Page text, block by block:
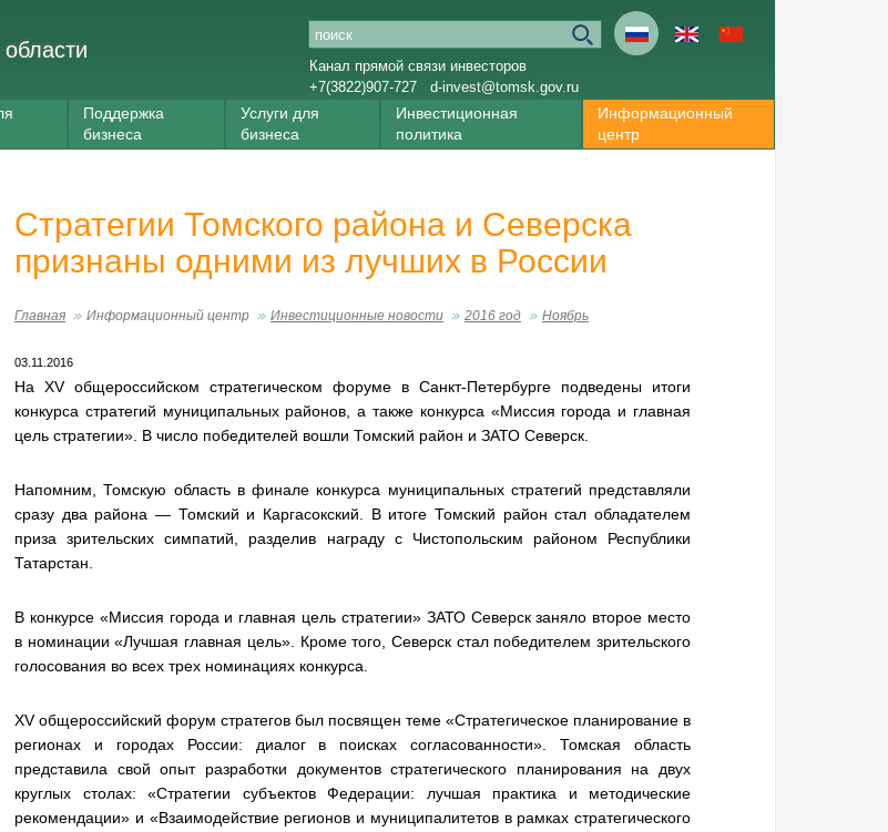
Канал прямой связи инвесторов
+7(3822)907-727
d-invest@tomsk.gov.ru
Поддержка
бизнеса
Услуги для
бизнеса
Инвестиционная
политика
Информационный
центр
Стратегии Томского района и Северска
признаны одними из лучших в России
Главная Информационный центр Инвестиционные новости 2016 год Ноябрь
03.11.2016
На XV общероссийском стратегическом форуме в Санкт-Петербурге подведены итоги
конкурса стратегий муниципальных районов, а также конкурса «Миссия города и главная
цель стратегии». В число победителей вошли Томский район и ЗАТО Северск.
Напомним, Томскую область в финале конкурса муниципальных стратегий представляли
сразу два района — Томский и Каргасокский. В итоге Томский район стал обладателем
приза зрительских симпатий, разделив награду с Чистопольским районом Республики
Татарстан.
В конкурсе «Миссия города и главная цель стратегии» ЗАТО Северск заняло второе место
в номинации «Лучшая главная цель». Кроме того, Северск стал победителем зрительского
голосования во всех трех номинациях конкурса.
XV общероссийский форум стратегов был посвящен теме «Стратегическое планирование в
регионах и городах России: диалог в поисках согласованности». Томская область
представила свой опыт разработки документов стратегического планирования на двух
круглых столах: «Стратегии субъектов Федерации: лучшая практика и методические
рекомендации» и «Взаимодействие регионов и муниципалитетов в рамках стратегического